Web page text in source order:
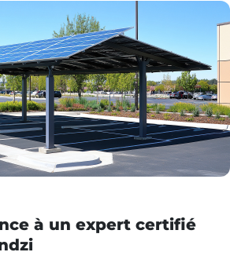
à un expert certifié